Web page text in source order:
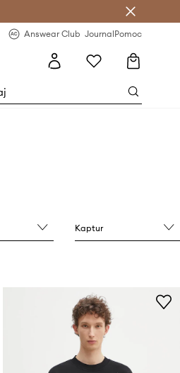
Answear Club JournalPomoc
Kaptur